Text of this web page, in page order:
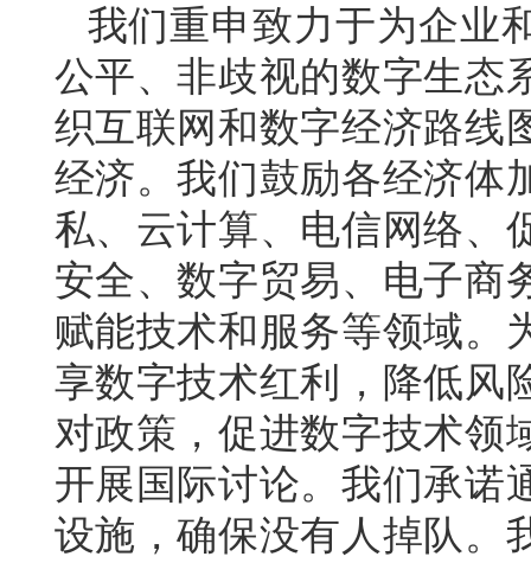
我们重申致力于为企业
公平、非歧视的数字生态
织互联网和数字经济路线
经济。我们鼓励各经济体
私、云计算、电信网络、
安全、数字贸易、电子商
赋能技术和服务等领域。
享数字技术红利，降低风
对政策，促进数字技术领
开展国际讨论。我们承诺
设施，确保没有人掉队。